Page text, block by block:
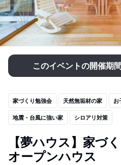
このイベントの開催期
家づくり勉強会 天然無垢材の家 お
地震・台風に強い家 シロアリ対策
【夢ハウス】家づ
オープンハウス